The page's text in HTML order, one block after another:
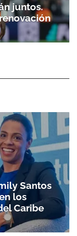
juntos.
Santos
los
Caribe